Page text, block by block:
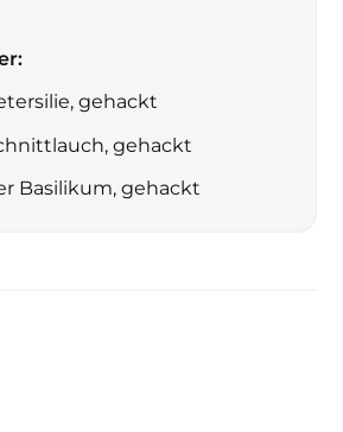
gehackt
gehackt
Basilikum, gehackt